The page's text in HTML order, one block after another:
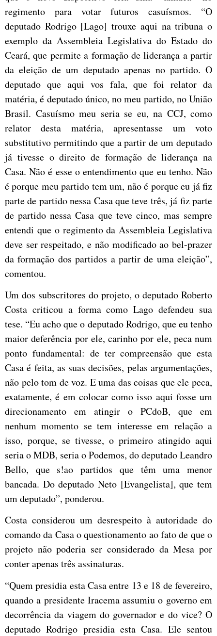
regimento para votar futuros casuísmos. “O
deputado Rodrigo [Lago] trouxe aqui na tribuna o
exemplo da Assembleia Legislativa do Estado do
Ceará, que permite a formação de liderança a partir
da eleição de um deputado apenas no partido. O
deputado que aqui vos fala, que foi relator da
matéria, é deputado único, no meu partido, no União
Brasil. Casuísmo meu seria se eu, na CCJ, como
relator desta matéria, apresentasse um voto
substitutivo permitindo que a partir de um deputado
já tivesse o direito de formação de liderança na
Casa. Não é esse o entendimento que eu tenho. Não
é porque meu partido tem um, não é porque eu já fiz
parte de partido nessa Casa que teve três, já fiz parte
de partido nessa Casa que teve cinco, mas sempre
entendi que o regimento da Assembleia Legislativa
deve ser respeitado, e não modificado ao bel-prazer
da formação dos partidos a partir de uma eleição”,
comentou.
Um dos subscritores do projeto, o deputado Roberto
Costa criticou a forma como Lago defendeu sua
tese. “Eu acho que o deputado Rodrigo, que eu tenho
maior deferência por ele, carinho por ele, peca num
ponto fundamental: de ter compreensão que esta
Casa é feita, as suas decisões, pelas argumentações,
não pelo tom de voz. E uma das coisas que ele peca,
exatamente, é em colocar como isso aqui fosse um
direcionamento em atingir o PCdoB, que em
nenhum momento se tem interesse em relação a
isso, porque, se tivesse, o primeiro atingido aqui
seria o MDB, seria o Podemos, do deputado Leandro
Bello, que s!ao partidos que têm uma menor
bancada. Do deputado Neto [Evangelista], que tem
um deputado”, ponderou.
Costa considerou um desrespeito à autoridade do
comando da Casa o questionamento ao fato de que o
projeto não poderia ser considerado da Mesa por
conter apenas três assinaturas.
“Quem presidia esta Casa entre 13 e 18 de fevereiro,
quando a presidente Iracema assumiu o governo em
decorrência da viagem do governador e do vice? O
deputado Rodrigo presidia esta Casa. Ele sentou